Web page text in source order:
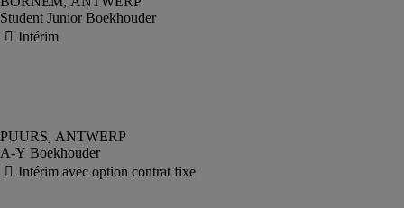
Student Junior Boekhouder
A-Y Boekhouder